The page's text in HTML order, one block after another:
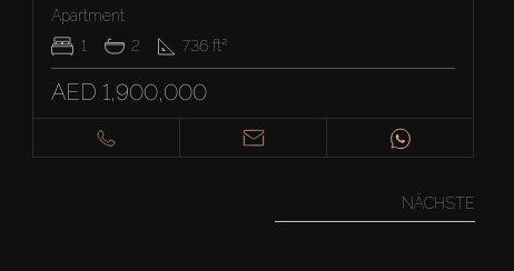
Apartment
1
2 736 ft²
AED 1,900,000
NÄCHSTE